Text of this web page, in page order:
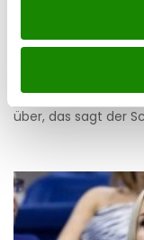
13.02.2026 UM 11:31,
Spekulation um
Wiener Opernball:
über, das sagt der